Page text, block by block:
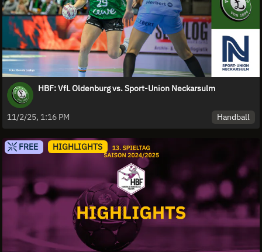
HBF: VfL Oldenburg vs. Sport-Union Neckarsulm
11/2/25, 1:16 PM Handball
FREE HIGHLIGHTS